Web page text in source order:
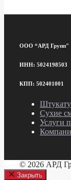
ООО “АРД Групп"
ИНН: 5024198503
КПП: 502401001
Сухие
Услуги
© 2026 АРД
Закрыть